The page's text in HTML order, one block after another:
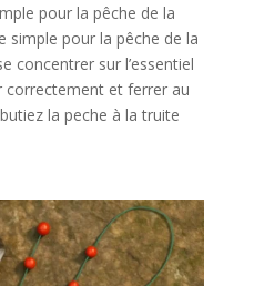
pour la pêche de la
simple pour la pêche de la
concentrer sur l’essentiel
correctement et ferrer au
la peche à la truite